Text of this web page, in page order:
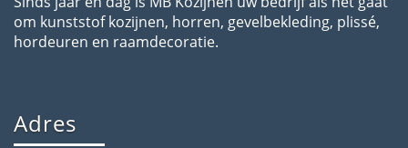
om kunststof kozijnen, horren, gevelbekleding, plissé,
hordeuren en raamdecoratie.
Adres